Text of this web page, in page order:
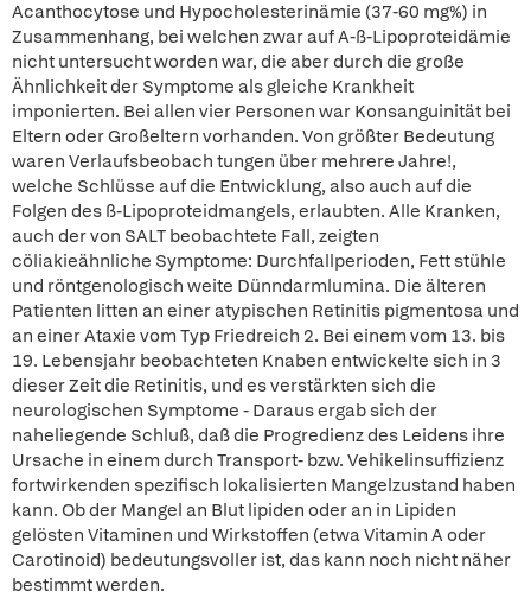
Acanthocytose und Hypocholesterinämie (37-60 mg%) in
Zusammenhang, bei welchen zwar auf A-ß-Lipoproteidämie
nicht untersucht worden war, die aber durch die große
Ähnlichkeit der Symptome als gleiche Krankheit
imponierten. Bei allen vier Personen war Konsanguinität bei
Eltern oder Großeltern vorhanden. Von größter Bedeutung
waren Verlaufsbeobach tungen über mehrere Jahre!,
welche Schlüsse auf die Entwicklung, also auch auf die
Folgen des ß-Lipoproteidmangels, erlaubten. Alle Kranken,
auch der von SALT beobachtete Fall, zeigten
cöliakieähnliche Symptome: Durchfallperioden, Fett stühle
und röntgenologisch weite Dünndarmlumina. Die älteren
Patienten litten an einer atypischen Retinitis pigmentosa und
an einer Ataxie vom Typ Friedreich 2. Bei einem vom 13. bis
19. Lebensjahr beobachteten Knaben entwickelte sich in 3
dieser Zeit die Retinitis, und es verstärkten sich die
neurologischen Symptome - Daraus ergab sich der
naheliegende Schluß, daß die Progredienz des Leidens ihre
Ursache in einem durch Transport- bzw. Vehikelinsuffizienz
fortwirkenden spezifisch lokalisierten Mangelzustand haben
kann. Ob der Mangel an Blut lipiden oder an in Lipiden
gelösten Vitaminen und Wirkstoffen (etwa Vitamin A oder
Carotinoid) bedeutungsvoller ist, das kann noch nicht näher
bestimmt werden.